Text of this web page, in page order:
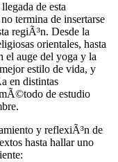
de esta
termina de insertarse
regiÃ³n. Desde la
orientales, hasta
el auge del yoga y la
estilo de vida, y
en distintas
de estudio
y reflexiÃ³n de
hasta hallar uno